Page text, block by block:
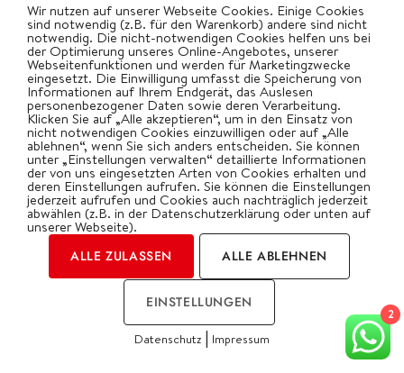
FLEISCH-GERICHTE GEFLÜGEL REZEPTE
Hähnchen Saltimbocca u.
Tomaten-Kräuter-Risotto vom
Rösle BLAZEFLAME
Die perfekte Kombination!
2
Wir nutzen auf unserer Webseite Cookies. Einige Cookies
sind notwendig (z.B. für den Warenkorb) andere sind nicht
notwendig. Die nicht-notwendigen Cookies helfen uns bei
der Optimierung unseres Online-Angebotes, unserer
Webseitenfunktionen und werden für Marketingzwecke
eingesetzt. Die Einwilligung umfasst die Speicherung von
Informationen auf Ihrem Endgerät, das Auslesen
personenbezogener Daten sowie deren Verarbeitung.
Klicken Sie auf „Alle akzeptieren“, um in den Einsatz von
nicht notwendigen Cookies einzuwilligen oder auf „Alle
ablehnen“, wenn Sie sich anders entscheiden. Sie können
unter „Einstellungen verwalten“ detaillierte Informationen
der von uns eingesetzten Arten von Cookies erhalten und
deren Einstellungen aufrufen. Sie können die Einstellungen
jederzeit aufrufen und Cookies auch nachträglich jederzeit
abwählen (z.B. in der Datenschutzerklärung oder unten auf
unserer Webseite).
ALLE ZULASSEN ALLE ABLEHNEN
EINSTELLUNGEN
Datenschutz | Impressum